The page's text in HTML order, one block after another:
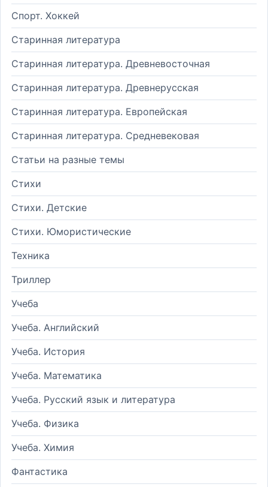
Спорт. Хоккей
Старинная литература
Старинная литература. Древневосточная
Старинная литература. Древнерусская
Старинная литература. Европейская
Старинная литература. Средневековая
Статьи на разные темы
Стихи
Стихи. Детские
Стихи. Юмористические
Техника
Триллер
Учеба
Учеба. Английский
Учеба. История
Учеба. Математика
Учеба. Русский язык и литература
Учеба. Физика
Учеба. Химия
Фантастика